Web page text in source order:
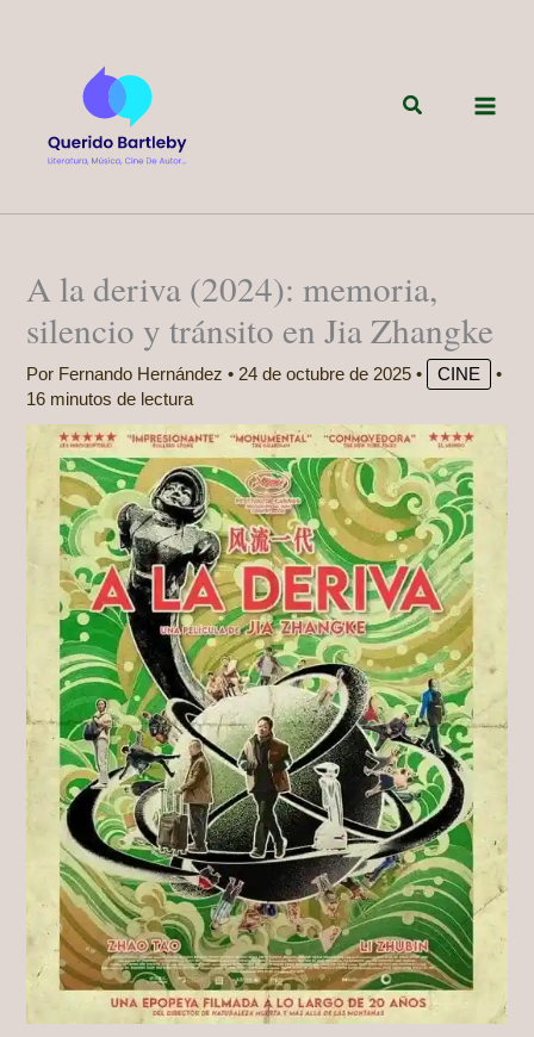
Buscar
A la deriva (2024): memoria,
silencio y tránsito en Jia Zhangke
Por Fernando Hernández• 24 de octubre de 2025• CINE
•
16 minutos de lectura